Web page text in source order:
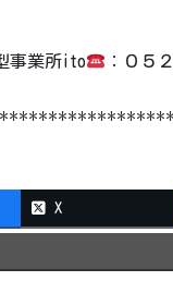
事業所ito ：０５
X